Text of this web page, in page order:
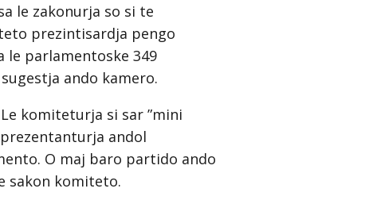
le zakonurja so si te
prezintisardja pengo
le parlamentoske 349
ando kamero.
komiteturja si sar ”mini
andol
O maj baro partido ando
sakon komiteto.